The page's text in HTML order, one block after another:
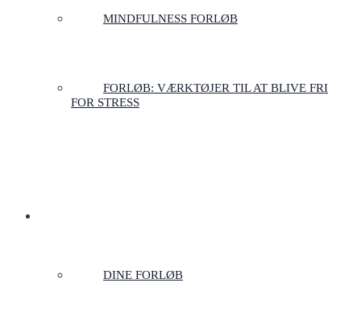
MINDFULNESS FORLØB
FORLØB: VÆRKTØJER TIL AT BLIVE FRI
FOR STRESS
DINE FORLØB